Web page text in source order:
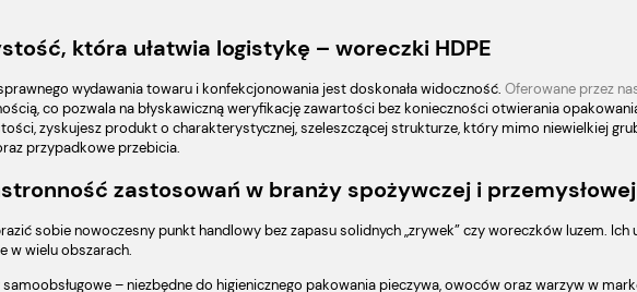
która ułatwia logistykę – woreczki HDPE
wydawania towaru i konfekcjonowania jest doskonała widoczność. Oferowane przez
co pozwala na błyskawiczną weryfikację zawartości bez konieczności otwierania
zyskujesz produkt o charakterystycznej, szeleszczącej strukturze, który mimo niewielkiej
przypadkowe przebicia.
zastosowań w branży spożywczej i przemysłowej
sobie nowoczesny punkt handlowy bez zapasu solidnych „zrywek” czy woreczków luzem. Ich
w wielu obszarach.
samoobsługowe – niezbędne do higienicznego pakowania pieczywa, owoców oraz warzyw w